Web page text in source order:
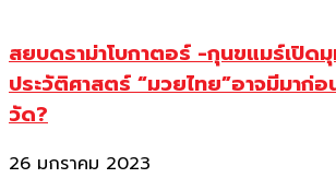
สยบดราม่าโบกาตอร์ -กุนขแมร์เปิด
ประวัติศาสตร์ “มวยไทย”อาจมีมาก่
วัด?
26 มกราคม 2023